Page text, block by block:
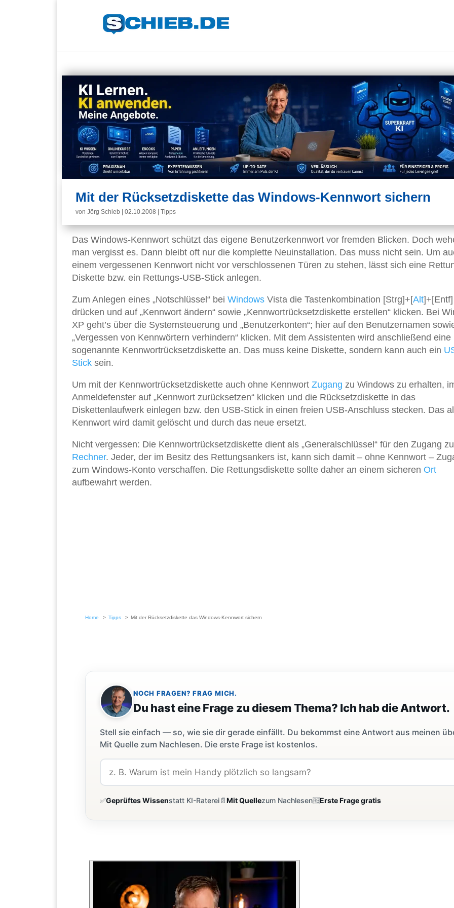
Mit der Rücksetzdiskette das Windows-Kennwort sichern
von Jörg Schieb 02.10.2008 Tipps
Das Windows-Kennwort schützt das eigene Benutzerkennwort vor fremden Blicken. Doch
man vergisst es. Dann bleibt oft nur die komplette Neuinstallation. Das muss nicht sein. Um
einem vergessenen Kennwort nicht vor verschlossenen Türen zu stehen, lässt sich eine
Diskette bzw. ein Rettungs-USB-Stick anlegen.
Zum Anlegen eines „Notschlüssel“ bei Windows Vista die Tastenkombination [Strg]+[Alt]+[Entf]
drücken und auf „Kennwort ändern“ sowie „Kennwortrücksetzdiskette erstellen“ klicken. Bei
XP geht’s über die Systemsteuerung und „Benutzerkonten“; hier auf den Benutzernamen
„Vergessen von Kennwörtern verhindern“ klicken. Mit dem Assistenten wird anschließend eine
sogenannte Kennwortrücksetzdiskette an. Das muss keine Diskette, sondern kann auch ein
Stick sein.
Um mit der Kennwortrücksetzdiskette auch ohne Kennwort Zugang zu Windows zu erhalten,
Anmeldefenster auf „Kennwort zurücksetzen“ klicken und die Rücksetzdiskette in das
Diskettenlaufwerk einlegen bzw. den USB-Stick in einen freien USB-Anschluss stecken. Das
Kennwort wird damit gelöscht und durch das neue ersetzt.
Nicht vergessen: Die Kennwortrücksetzdiskette dient als „Generalschlüssel“ für den Zugang
Rechner. Jeder, der im Besitz des Rettungsankers ist, kann sich damit – ohne Kennwort –
zum Windows-Konto verschaffen. Die Rettungsdiskette sollte daher an einem sicheren Ort
aufbewahrt werden.
Home Tipps Mit der Rücksetzdiskette das Windows-Kennwort sichern
NOCH FRAGEN? FRAG MICH.
Du hast eine Frage zu diesem Thema? Ich hab die Antwort.
Stell sie einfach — so, wie sie dir gerade einfällt. Du bekommst eine Antwort aus meinen
Mit Quelle zum Nachlesen. Die erste Frage ist kostenlos.
✅Geprüftes Wissenstatt KI-Raterei📄Mit Quellezum Nachlesen🆓Erste Frage gratis